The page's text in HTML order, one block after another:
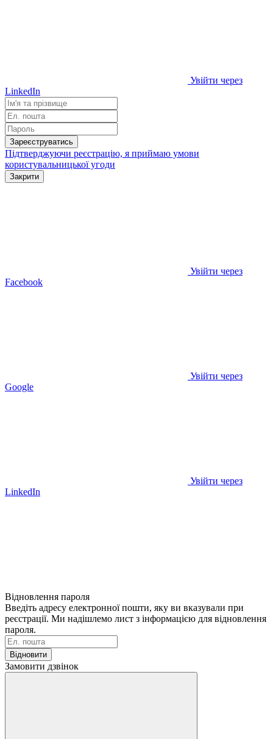
Увійти через
LinkedIn
Зареєструватись
Підтверджуючи реєстрацію, я приймаю умови
користувальницької угоди
Закрити
Увійти через
Facebook
Увійти через
Google
Увійти через
LinkedIn
Відновлення пароля
Введіть адресу електронної пошти, яку ви вказували при
реєстрації. Ми надішлемо лист з інформацією для відновлення
пароля.
Відновити
Замовити дзвінок